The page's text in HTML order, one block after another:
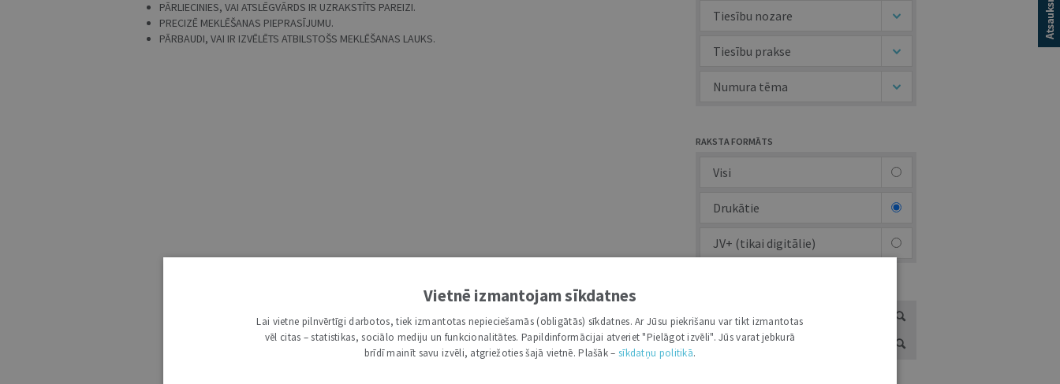
PĀRLIECINIES, VAI ATSLĒGVĀRDS IR UZRAKSTĪTS PAREIZI.
PRECIZĒ MEKLĒŠANAS PIEPRASĪJUMU.
PĀRBAUDI, VAI IR IZVĒLĒTS ATBILSTOŠS MEKLĒŠANAS LAUKS.
Tiesību nozare
Tiesību prakse
Numura tēma
RAKSTA FORMĀTS
Visi
Drukātie
JV+ (tikai digitālie)
Vietnē izmantojam sīkdatnes
Lai vietne pilnvērtīgi darbotos, tiek izmantotas nepieciešamās (obligātās) sīkdatnes. Ar Jūsu piekrišanu var tikt izmantotas
vēl citas – statistikas, sociālo mediju un funkcionalitātes. Papildinformācijai atveriet "Pielāgot izvēli". Jūs varat jebkurā
brīdī mainīt savu izvēli, atgriežoties šajā vietnē. Plašāk – sīkdatņu politikā.